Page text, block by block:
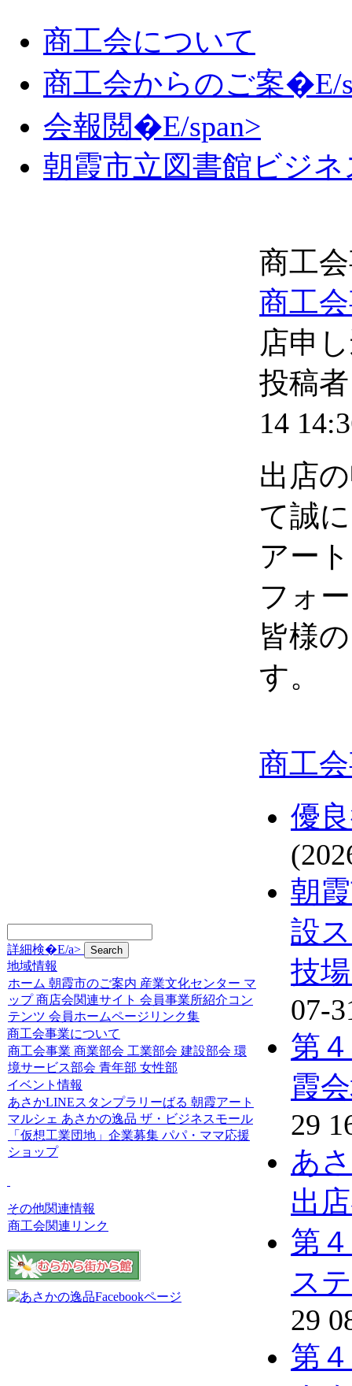
商工会について
商工会からのご案�E/
会報閲�E/span>
朝霞市立図書館ビジ
詳細検�E/a>
地域情報
ホーム 朝霞市のご案内 産業文化センター マ
ップ 商店会関連サイト 会員事業所紹介コン
テンツ 会員ホームページリンク集
商工会事業について
商工会事業 商業部会 工業部会 建設部会 環
境サービス部会 青年部 女性部
イベント情報
あさかLINEスタンプラリーばる 朝霞アート
マルシェ あさかの逸品 ザ・ビジネスモール
「仮想工業団地」企業募集 パパ・ママ応援
ショップ
その他関連情報
商工会関連リンク
商工
商工
店申
投稿
14
出店
て誠
アー
フォ
皆様
す。
商工
優
朝
設
技
07-
第
霞
29
あ
出
第
ス
29
第